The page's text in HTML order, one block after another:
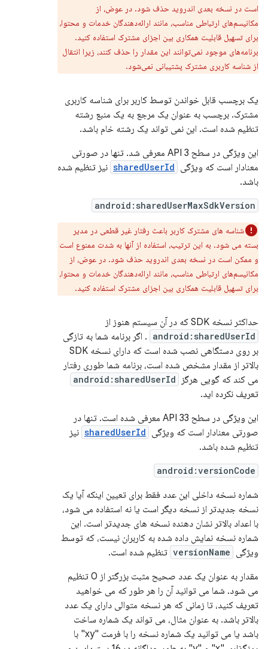
است در نسخه بعدی اندروید حذف شود. در عوض، از
مکانیسم‌های ارتباطی مناسب، مانند ارائه‌دهندگان خدمات و محتوا،
برای تسهیل قابلیت همکاری بین اجزای مشترک استفاده کنید.
برنامه‌های موجود نمی‌توانند این مقدار را حذف کنند، زیرا انتقال
از شناسه کاربری مشترک پشتیبانی نمی‌شود.
یک برچسب قابل خواندن توسط کاربر برای شناسه کاربری
مشترک. برچسب به عنوان یک مرجع به یک منبع رشته
تنظیم شده است. این نمی تواند یک رشته خام باشد.
این ویژگی در سطح 3 API معرفی شد. تنها در صورتی
معنادار است که ویژگی sharedUserId نیز تنظیم شده
باشد.
android:sharedUserMaxSdkVersion
شناسه های مشترک کاربر باعث رفتار غیر قطعی در مدیر
بسته می شود. به این ترتیب، استفاده از آنها به شدت ممنوع است
و ممکن است در نسخه بعدی اندروید حذف شود. در عوض، از
مکانیسم‌های ارتباطی مناسب، مانند ارائه‌دهندگان خدمات و محتوا،
برای تسهیل قابلیت همکاری بین اجزای مشترک استفاده کنید.
حداکثر نسخه SDK که در آن سیستم هنوز از
android:sharedUserId . اگر برنامه شما به تازگی
بر روی دستگاهی نصب شده است که دارای نسخه SDK
بالاتر از مقدار مشخص شده است، برنامه شما طوری رفتار
می کند که گویی هرگز
android:sharedUserId
تعریف نکرده اید.
این ویژگی در سطح API 33 معرفی شده است. تنها در
صورتی معنادار است که ویژگی sharedUserId نیز
تنظیم شده باشد.
android:versionCode
شماره نسخه داخلی این عدد فقط برای تعیین اینکه آیا یک
نسخه جدیدتر از نسخه دیگر است یا نه استفاده می شود،
با اعداد بالاتر نشان دهنده نسخه های جدیدتر است. این
شماره نسخه نمایش داده شده به کاربران نیست، که توسط
ویژگی versionName تنظیم شده است.
مقدار به عنوان یک عدد صحیح مثبت بزرگتر از 0 تنظیم
می شود. شما می توانید آن را هر طور که می خواهید
تعریف کنید، تا زمانی که هر نسخه متوالی دارای یک عدد
بالاتر باشد. به عنوان مثال، می تواند یک شماره ساخت
باشد یا می توانید یک شماره نسخه را با فرمت "xy" با